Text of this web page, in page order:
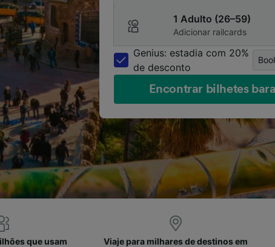
1 Adulto (26–59)
Adicionar railcards
Genius: estadia com 20%
de desconto
Encontrar bilhetes
que usam
Viaje para milhares de destinos em